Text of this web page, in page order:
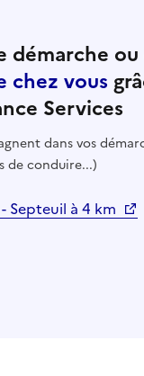
ou
chez vous
Services
dans vos
de conduire...)
Septeuil à 4 km